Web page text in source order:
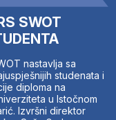
SWOT
nastavlja sa
studenata i
diploma na
u Istočnom
Izvršni direktor